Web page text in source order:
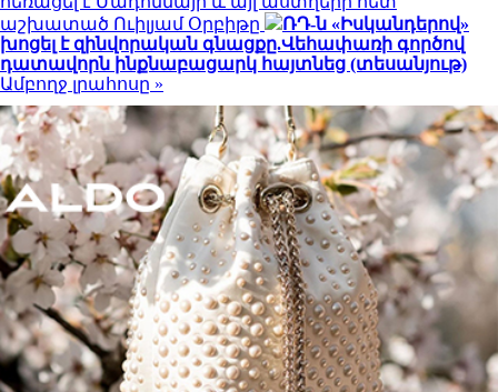
աշխատած Ուիլյամ Օրբիթը
ՌԴ-ն «Իսկանդերով»
խոցել է զինվորական գնացքը.Վեհափառի գործով
դատավորն ինքնաբացարկ հայտնեց (տեսանյութ)
Ամբողջ լրահոսը »